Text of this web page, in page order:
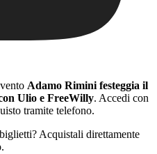
Adamo Rimini festeggia il
Ulio e FreeWilly. Accedi con
tramite telefono.
Acquistali direttamente